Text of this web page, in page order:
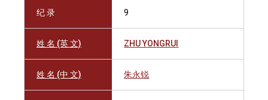
纪 录 9
姓 名 (英 文) ZHU YONGRUI
姓 名 (中 文) 朱永锐